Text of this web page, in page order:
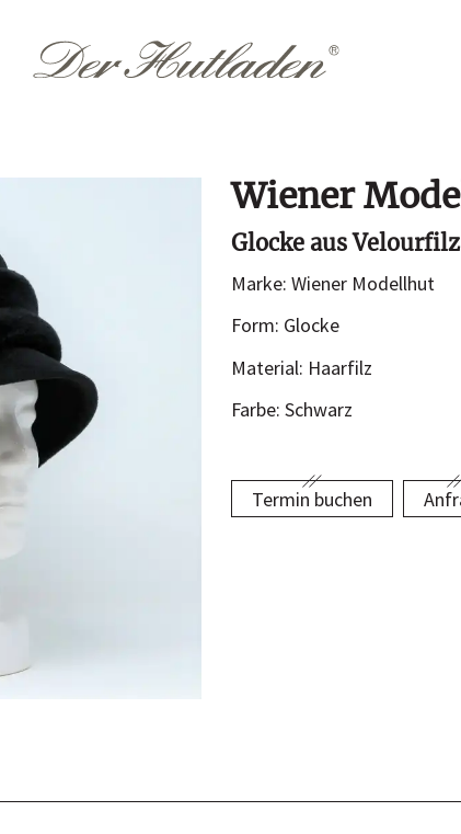
Accessoires
Hochzeit
Sommer
Wiener
Glocke aus
Marke: Wiener Modellhut
Form: Glocke
Material: Haarfilz
Farbe: Schwarz
Termin buchen